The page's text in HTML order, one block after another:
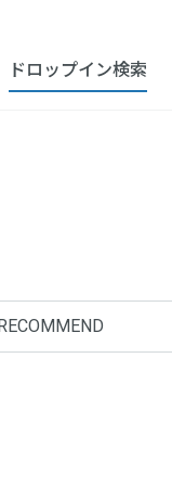
ドロップイン検索